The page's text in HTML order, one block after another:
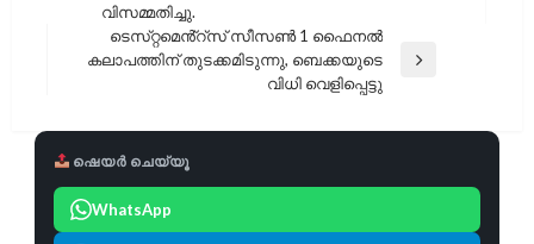
വിസമ്മതിച്ചു.
Next
ടെസ്‌റ്റമെൻ്റ്‌സ് സീസൺ 1 ഫൈനൽ
കലാപത്തിന് തുടക്കമിടുന്നു, ബെക്കയുടെ
വിധി വെളിപ്പെട്ടു
ഷെയർ ചെയ്യൂ
WhatsApp